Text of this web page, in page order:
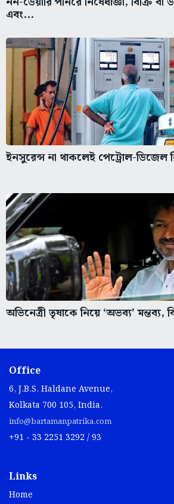
এবং...
ইনসুরেন্স না থাকলেই পেট্রোল-ডিজেল
অভিনেত্রী তৃষাকে নিয়ে ‘অভব্য’ মন্তব্য,
Office
6, J.B.S. Haldane Avenue,
Kolkata 700 105, India.
info@bartamanpatrika.com
+91 - 33 2251 3292 / 93
Links
Home